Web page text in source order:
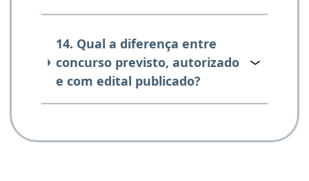
14. Qual a diferença entre
concurso previsto, autorizado
e com edital publicado?